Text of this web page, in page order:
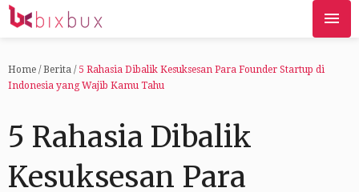
Home / Berita / 5 Rahasia Dibalik Kesuksesan Para Founder Startup di
Indonesia yang Wajib Kamu Tahu
5 Rahasia Dibalik
Kesuksesan Para